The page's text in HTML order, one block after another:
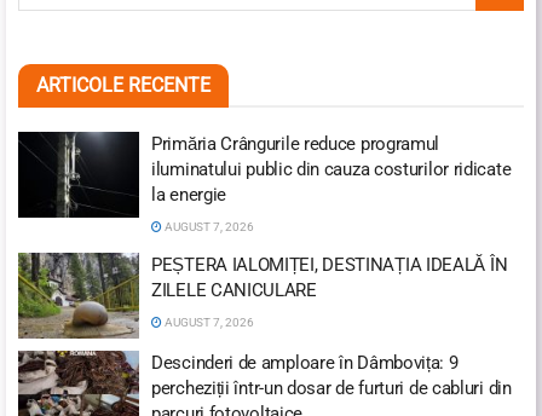
ARTICOLE RECENTE
Primăria Crângurile reduce programul
iluminatului public din cauza costurilor ridicate
la energie
AUGUST 7, 2026
PEȘTERA IALOMIȚEI, DESTINAȚIA IDEALĂ ÎN
ZILELE CANICULARE
AUGUST 7, 2026
Descinderi de amploare în Dâmbovița: 9
percheziții într-un dosar de furturi de cabluri din